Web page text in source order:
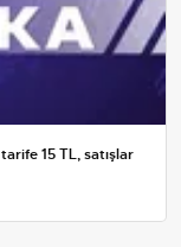
15 TL, satışlar